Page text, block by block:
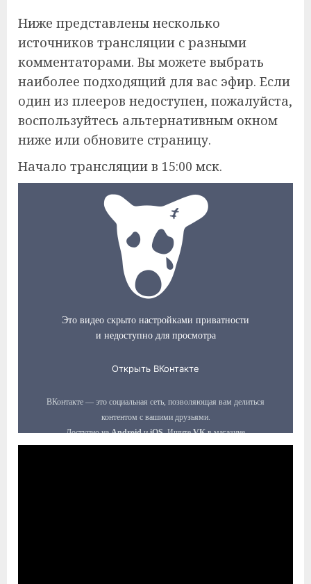
Ниже представлены несколько
источников трансляции с разными
комментаторами. Вы можете выбрать
наиболее подходящий для вас эфир. Если
один из плееров недоступен, пожалуйста,
воспользуйтесь альтернативным окном
ниже или обновите страницу.
Начало трансляции в 15:00 мск.